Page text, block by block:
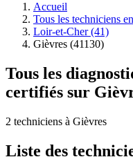
Accueil
Tous les techniciens
Loir-et-Cher (41)
Gièvres (41130)
Tous les
certifiés sur
2 techniciens à Gièvres
Liste des